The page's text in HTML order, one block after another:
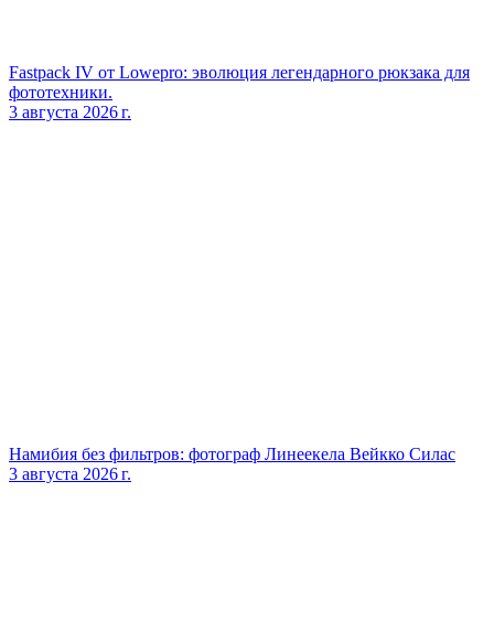
Fastpack IV от Lowepro: эволюция легендарного рюкзака для
фототехники.
3 августа 2026 г.
Намибия без фильтров: фотограф Линеекела Вейкко Силас
3 августа 2026 г.